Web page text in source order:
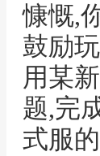
慷慨,
鼓励
用某
题,完
式服